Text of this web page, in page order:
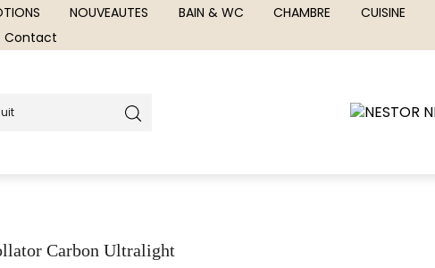
NOUVEAUTES BAIN & WC CHAMBRE CUISINE
Contact
Carbon Ultralight